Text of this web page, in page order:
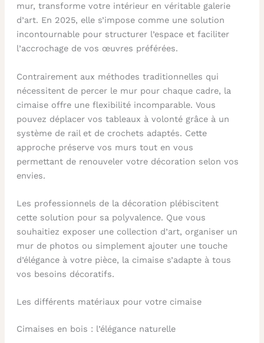
mur, transforme votre intérieur en véritable galerie
d’art. En 2025, elle s’impose comme une solution
incontournable pour structurer l’espace et faciliter
l’accrochage de vos œuvres préférées.
Contrairement aux méthodes traditionnelles qui
nécessitent de percer le mur pour chaque cadre, la
cimaise offre une flexibilité incomparable. Vous
pouvez déplacer vos tableaux à volonté grâce à un
système de rail et de crochets adaptés. Cette
approche préserve vos murs tout en vous
permettant de renouveler votre décoration selon vos
envies.
Les professionnels de la décoration plébiscitent
cette solution pour sa polyvalence. Que vous
souhaitiez exposer une collection d’art, organiser un
mur de photos ou simplement ajouter une touche
d’élégance à votre pièce, la cimaise s’adapte à tous
vos besoins décoratifs.
Les différents matériaux pour votre cimaise
Cimaises en bois : l’élégance naturelle